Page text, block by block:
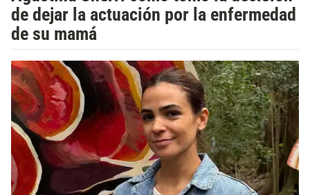
de dejar la actuación por la enfermedad
de su mamá